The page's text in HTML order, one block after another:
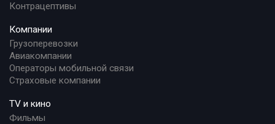
Контрацептивы
Компании
Грузоперевозки
Авиакомпании
Операторы мобильной связи
Страховые компании
TV и кино
Фильмы